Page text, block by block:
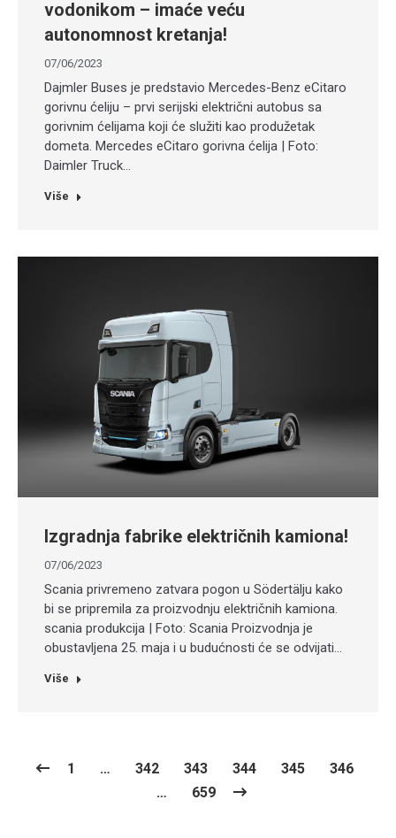
vodonikom – imaće veću
autonomnost kretanja!
07/06/2023
Dajmler Buses je predstavio Mercedes-Benz eCitaro
gorivnu ćeliju – prvi serijski električni autobus sa
gorivnim ćelijama koji će služiti kao produžetak
dometa. Mercedes eCitaro gorivna ćelija | Foto:
Daimler Truck…
Više
Izgradnja fabrike električnih kamiona!
07/06/2023
Scania privremeno zatvara pogon u Södertälju kako
bi se pripremila za proizvodnju električnih kamiona.
scania produkcija | Foto: Scania Proizvodnja je
obustavljena 25. maja i u budućnosti će se odvijati…
Više
1 … 342 343 344 345
346
…
659